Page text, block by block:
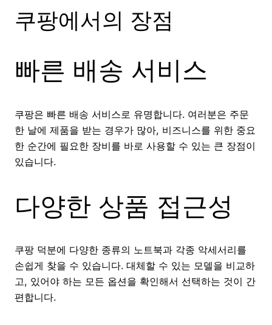
쿠팡에서의 장점
빠른 배송 서비스
쿠팡은 빠른 배송 서비스로 유명합니다. 여러분은 주문
한 날에 제품을 받는 경우가 많아, 비즈니스를 위한 중요
한 순간에 필요한 장비를 바로 사용할 수 있는 큰 장점이
있습니다.
다양한 상품 접근성
쿠팡 덕분에 다양한 종류의 노트북과 각종 악세서리를
손쉽게 찾을 수 있습니다. 대체할 수 있는 모델을 비교하
고, 있어야 하는 모든 옵션을 확인해서 선택하는 것이 간
편합니다.